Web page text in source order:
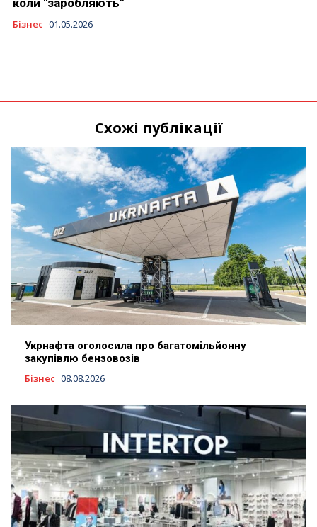
Бізнес 01.05.2026
Схожі публікації
Укрнафта оголосила про багатомільйонну
закупівлю бензовозів
Бізнес 08.08.2026